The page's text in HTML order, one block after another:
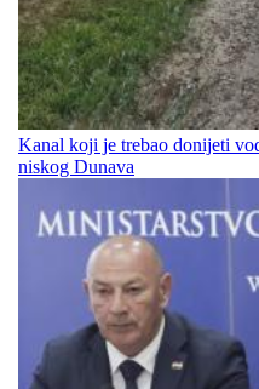
Kanal koji je trebao donijeti
niskog Dunava